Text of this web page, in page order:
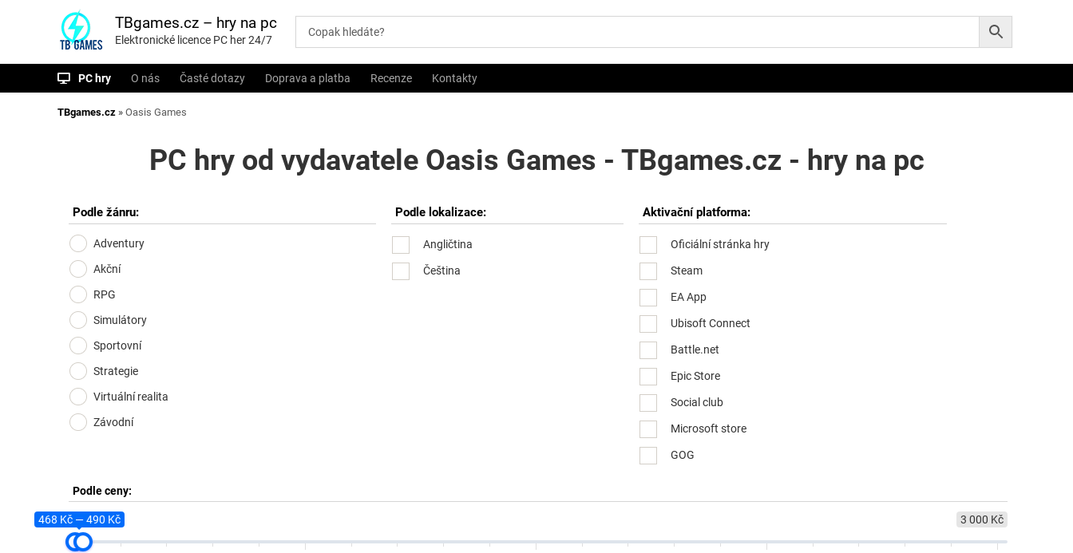
i
TBgames.cz – hry na pc
Elektronické licence PC her 24/7
PC hry O nás Časté dotazy Doprava a platba Recenze Kontakty
TBgames.cz » Oasis Games
PC hry od vydavatele Oasis Games - TBgames.cz - hry na pc
Podle žánru:
Adventury
Akční
RPG
Simulátory
Sportovní
Strategie
Virtuální realita
Závodní
Podle lokalizace:
Angličtina
Čeština
Aktivační platforma:
Oficiální stránka hry
Steam
EA App
Ubisoft Connect
Battle.net
Epic Store
Social club
Microsoft store
GOG
Podle ceny:
3 000 Kč
468 Kč — 490 Kč